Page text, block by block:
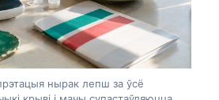
нырак лепш за ўсё